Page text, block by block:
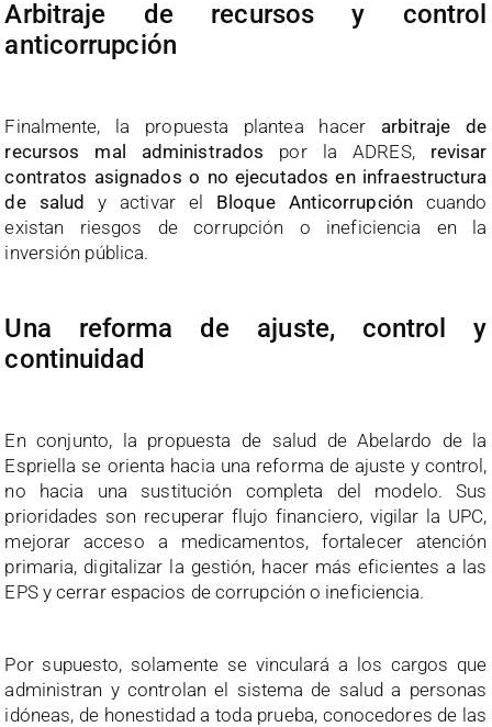
Arbitraje de recursos y control
anticorrupción
Finalmente, la propuesta plantea hacer arbitraje de
recursos mal administrados por la ADRES, revisar
contratos asignados o no ejecutados en infraestructura
de saludy activar el Bloque Anticorrupcióncuando
existan riesgos de corrupción o ineficiencia en la
inversión pública.
Una reforma de ajuste, control y
continuidad
En conjunto, la propuesta de salud de Abelardo de la
Espriella se orienta hacia una reforma de ajuste y control,
no hacia una sustitución completa del modelo. Sus
prioridades son recuperar flujo financiero, vigilar la UPC,
mejorar acceso a medicamentos, fortalecer atención
primaria, digitalizar la gestión, hacer más eficientes a las
EPS y cerrar espacios de corrupción o ineficiencia.
Por supuesto, solamente se vinculará a los cargos que
administran y controlan el sistema de salud a personas
idóneas, de honestidad a toda prueba, conocedores de las